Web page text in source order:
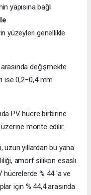
yapısına bağlı
yüzeyleri genellikle
değişmekte
ise 0,2−0,4 mm
PV hücre birbirine
monte edilir.
yıllardan bu yana
amorf silikon esaslı
hücrelerde % 44 'a ve
için % 44,4 arasında